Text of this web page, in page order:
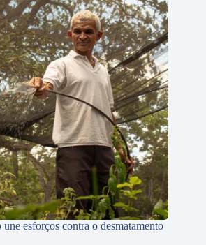
esforços contra o desmatamento